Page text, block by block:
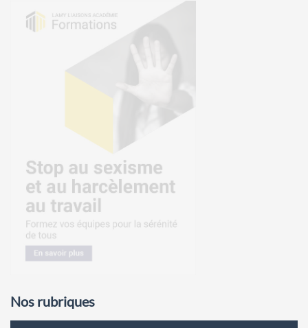
Nos rubriques